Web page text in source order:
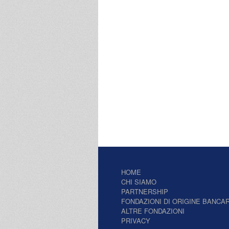
HOME
CHI SIAMO
PARTNERSHIP
FONDAZIONI DI ORIGINE
ALTRE FONDAZIONI
PRIVACY